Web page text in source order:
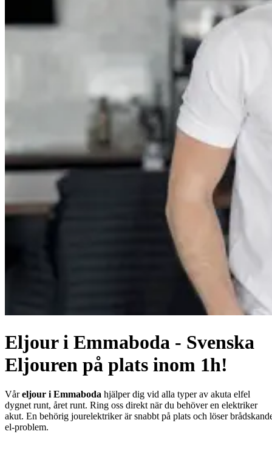
Eljour i Emmaboda - Svenska
Eljouren på plats inom 1h!
Våreljour i Emmaboda hjälper dig vid alla typer av akuta elfel
dygnet runt, året runt. Ring oss direkt när du behöver en elektriker
akut. En behörig jourelektriker är snabbt på plats och löser
el-problem.